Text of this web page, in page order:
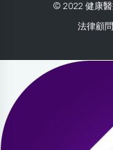
© 2022 健康
法律顧